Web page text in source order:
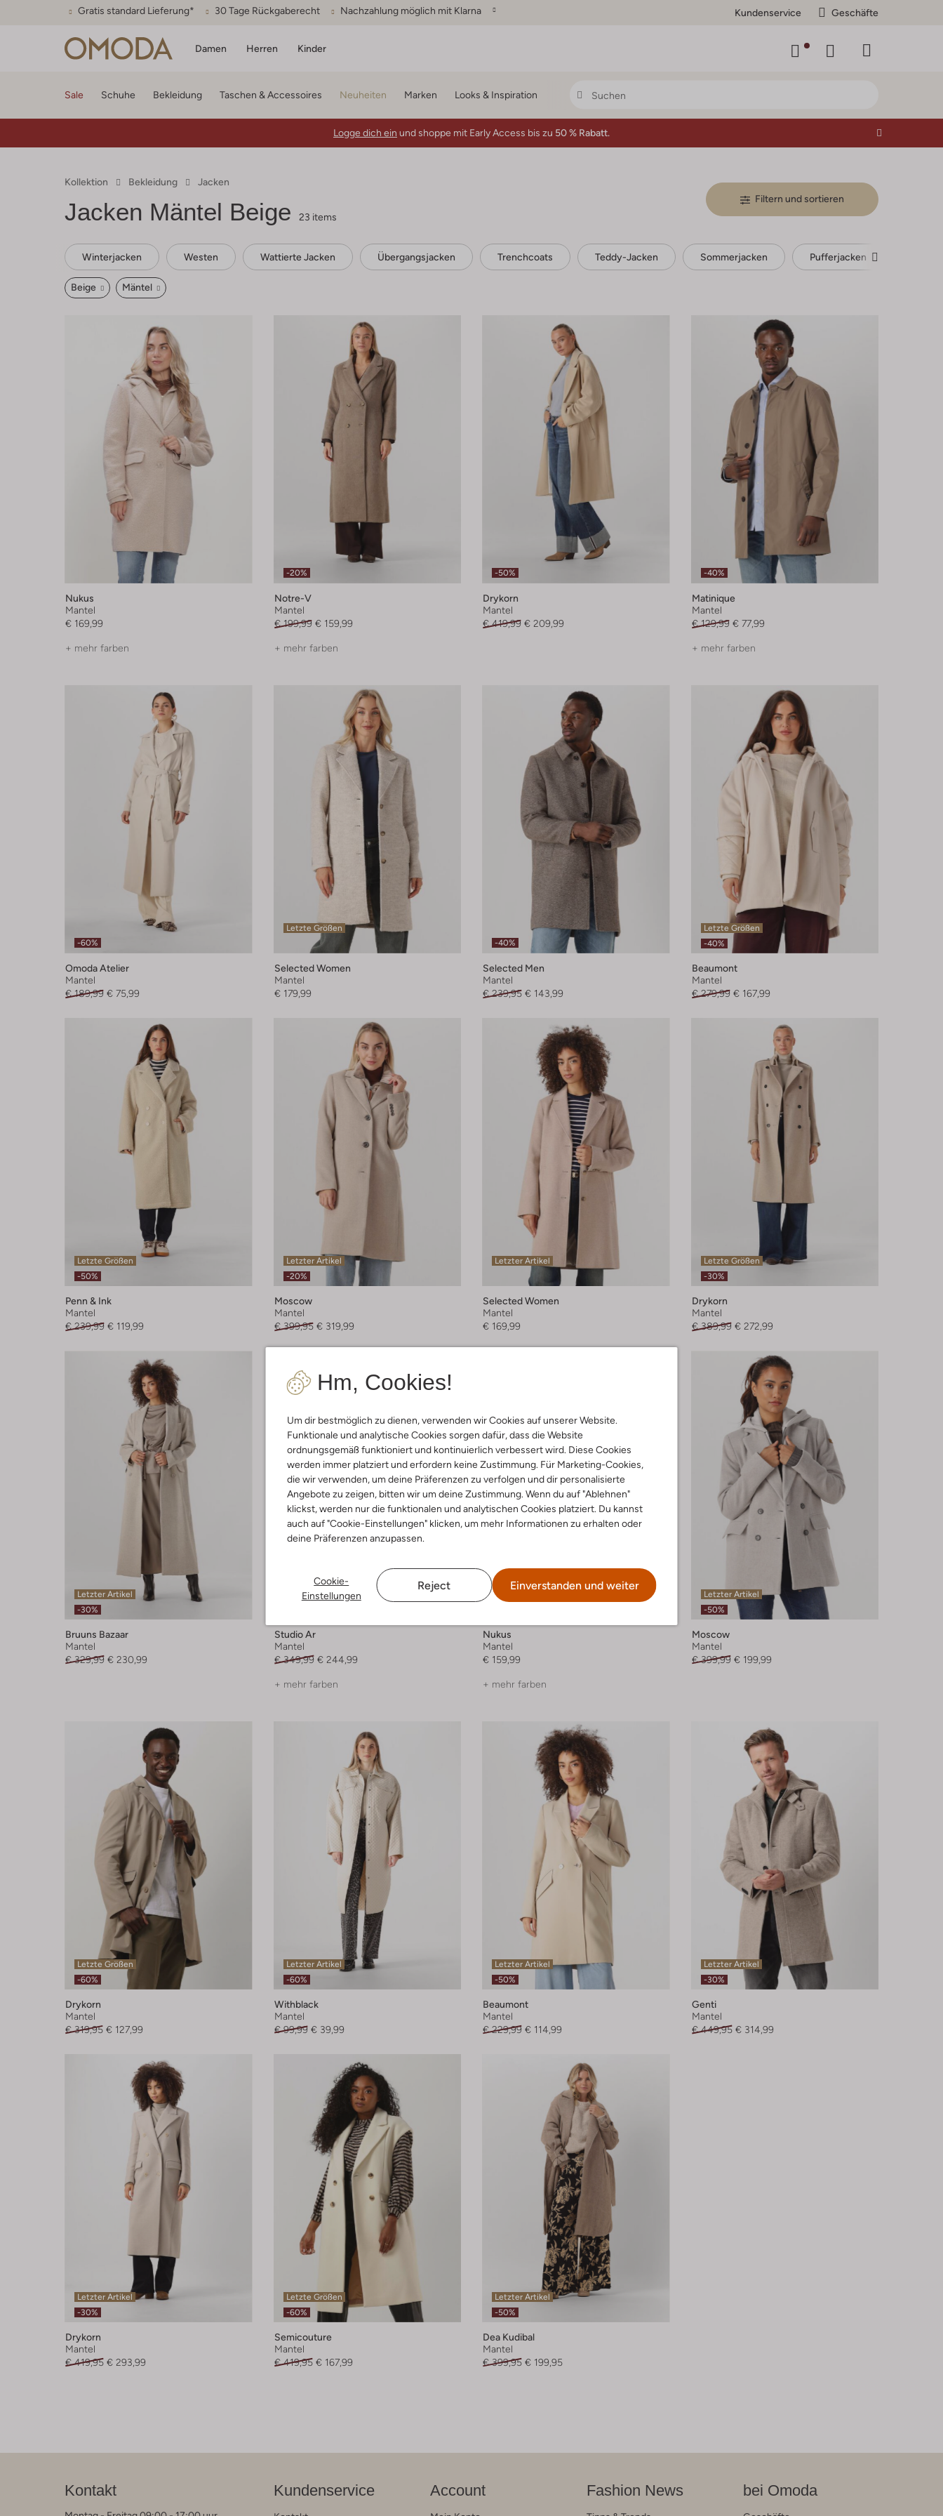
Gratis standard Lieferung* 30 Tage Rückgaberecht Nachzahlung möglich mit Klarna Kundenservice Geschäfte
Damen Herren Kinder
Hm, Cookies!
Um dir bestmöglich zu dienen, verwenden wir Cookies auf unserer Website.
Funktionale und analytische Cookies sorgen dafür, dass die Website
ordnungsgemäß funktioniert und kontinuierlich verbessert wird. Diese Cookies
werden immer platziert und erfordern keine Zustimmung. Für Marketing-Cookies,
die wir verwenden, um deine Präferenzen zu verfolgen und dir personalisierte
Angebote zu zeigen, bitten wir um deine Zustimmung. Wenn du auf "Ablehnen"
klickst, werden nur die funktionalen und analytischen Cookies platziert. Du kannst
auch auf "Cookie-Einstellungen" klicken, um mehr Informationen zu erhalten oder
deine Präferenzen anzupassen.
Cookie-
Einstellungen
Reject Einverstanden und weiter
Sale Schuhe Bekleidung Taschen & Accessoires Neuheiten Marken Looks & Inspiration
Logge dich ein und shoppe mit Early Access bis zu 50 % Rabatt.
Kollektion Bekleidung Jacken
Jacken Mäntel Beige 23 items
Filtern und sortieren
Winterjacken Westen Wattierte Jacken Übergangsjacken Trenchcoats Teddy-Jacken Sommerjacken Pufferjacken
Beige Mäntel
Nukus
Mantel
€ 169,99
+ mehr farben
-20%
Notre-V
Mantel
€ 199,99 € 159,99
+ mehr farben
-50%
Drykorn
Mantel
€ 419,99 € 209,99
-40%
Matinique
Mantel
€ 129,99 € 77,99
+ mehr farben
-60%
Omoda Atelier
Mantel
€ 189,99 € 75,99
Letzte Größen
Selected Women
Mantel
€ 179,99
-40%
Selected Men
Mantel
€ 239,95 € 143,99
Letzte Größen
-40%
Beaumont
Mantel
€ 279,99 € 167,99
Letzte Größen
-50%
Penn & Ink
Mantel
€ 239,99 € 119,99
Letzter Artikel
-20%
Moscow
Mantel
€ 399,95 € 319,99
Letzter Artikel
Selected Women
Mantel
€ 169,99
Letzte Größen
-30%
Drykorn
Mantel
€ 389,99 € 272,99
Letzter Artikel
-30%
Bruuns Bazaar
Mantel
€ 329,99 € 230,99
Letzte Größen
Studio Ar
Mantel
€ 349,99 € 244,99
+ mehr farben
Letzter Artikel
Nukus
Mantel
€ 159,99
+ mehr farben
Letzter Artikel
-50%
Moscow
Mantel
€ 399,99 € 199,99
Letzte Größen
-60%
Drykorn
Mantel
€ 319,95 € 127,99
Letzter Artikel
-60%
Withblack
Mantel
€ 99,99 € 39,99
Letzter Artikel
-50%
Beaumont
Mantel
€ 229,99 € 114,99
Letzter Artikel
-30%
Genti
Mantel
€ 449,95 € 314,99
Letzter Artikel
-30%
Drykorn
Mantel
€ 419,95 € 293,99
Letzte Größen
-60%
Semicouture
Mantel
€ 419,95 € 167,99
Letzter Artikel
-50%
Dea Kudibal
Mantel
€ 399,95 € 199,95
Kontakt Kundenservice Account Fashion News bei Omoda